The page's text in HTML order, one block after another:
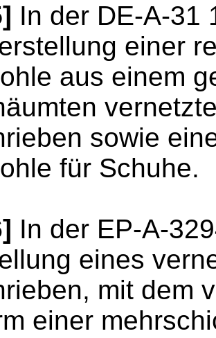
In der DE-A-31
einer
aus einem
sowie
für Schuhe.
In der EP-A-
eines
mit dem
einer